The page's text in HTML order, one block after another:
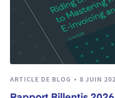
ARTICLE DE BLOG 8 JUIN